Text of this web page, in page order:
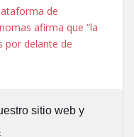
sitio web y
tiene miedo a la
de
afirma que “la
por delante de